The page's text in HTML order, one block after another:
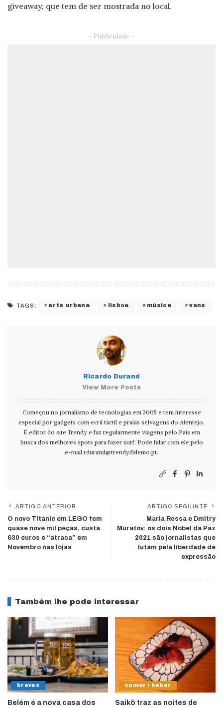
giveaway, que tem de ser mostrada no local.
– Publicidade –
TAGS: arte urbana lisboa música vans
Ricardo Durand
View More Posts
Começou no jornalismo de tecnologias em 2005 e tem interesse
especial por gadgets com ecrã táctil e praias selvagens do Alentejo.
É editor do site Trendy e faz regularmente viagens pelo País em
busca dos melhores spots para fazer surf. Pode falar com ele pelo
e-mail rdurand@trendy.fidemo.pt.
ARTIGO ANTERIOR
O novo Titanic em LEGO tem
quase nove mil peças, custa
630 euros e “atraca” em
Novembro nas lojas
ARTIGO SEGUINTE
Maria Ressa e Dmitry
Muratov: os dois Nobel da Paz
2021 são jornalistas que
lutam pela liberdade de
expressão
Também lhe pode interessar
breves
Belém é a nova casa dos
comer \ beber
Saikō traz as noites de